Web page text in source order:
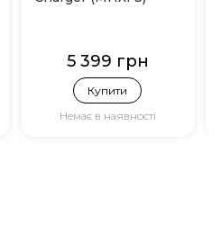
5 399 грн
Купити
Немає в наявності